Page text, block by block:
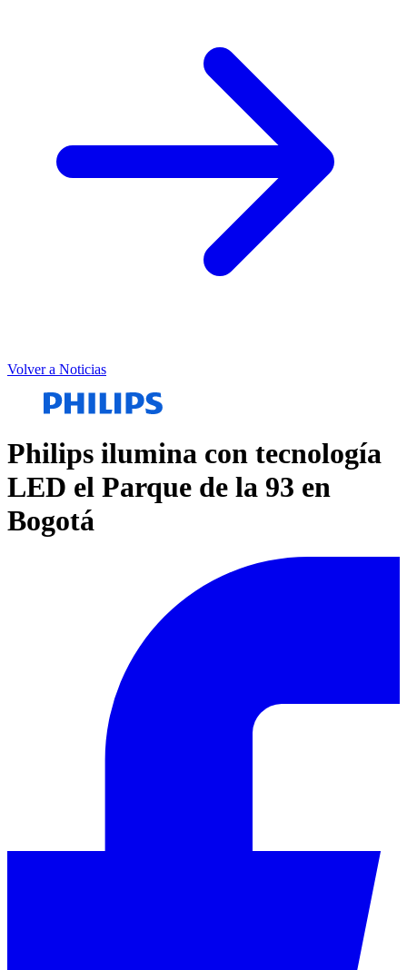
Volver a Noticias
Philips ilumina con tecnología
LED el Parque de la 93 en
Bogotá